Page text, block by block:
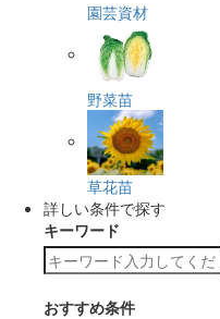
園芸資材
野菜苗
草花苗
詳しい条件で探す
キーワード
おすすめ条件